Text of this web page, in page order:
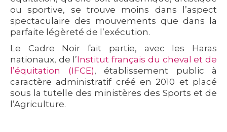
ou sportive, se trouve moins dans l’aspect
spectaculaire des mouvements que dans la
parfaite légèreté de l’exécution.
Le Cadre Noir fait partie, avec les Haras
nationaux, de l’Institut français du cheval et de
l’équitation (IFCE), établissement public à
caractère administratif créé en 2010 et placé
sous la tutelle des ministères des Sports et de
l’Agriculture.